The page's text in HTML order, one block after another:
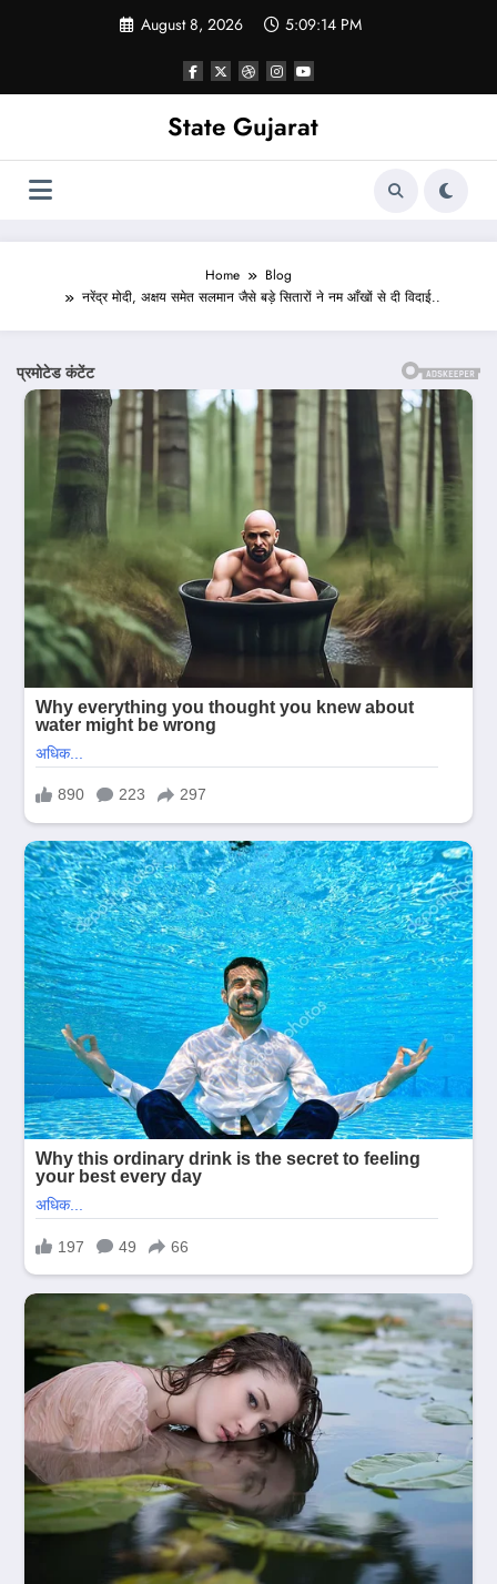
August 8, 2026 5:09:16 PM
State Gujarat
Home
Blog
नरेंद्र मोदी, अक्षय समेत सलमान जैसे बड़े सितारों ने नम आँखों से दी विदाई..